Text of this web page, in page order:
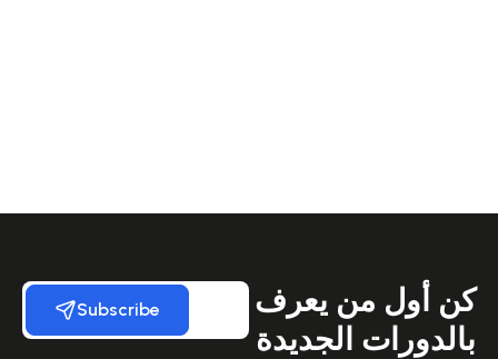
كن أول من يعرف
بالدورات الجديدة
Subscribe